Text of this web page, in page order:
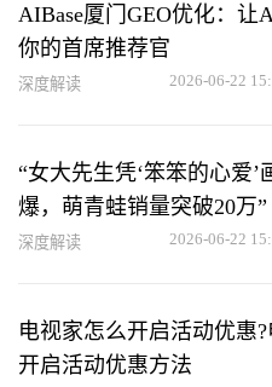
AIBase厦门GEO优化：让
你的首席推荐官
深度解读 2026-06-22
“女大先生凭‘笨笨的心爱’
爆，萌青蛙销量突破20万”
深度解读 2026-06-22
电视家怎么开启活动优惠
开启活动优惠方法